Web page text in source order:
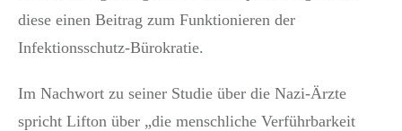
diese einen Beitrag zum Funktionieren der
Infektionsschutz-Bürokratie.
Im Nachwort zu seiner Studie über die Nazi-Ärzte
spricht Lifton über „die menschliche Verführbarkeit